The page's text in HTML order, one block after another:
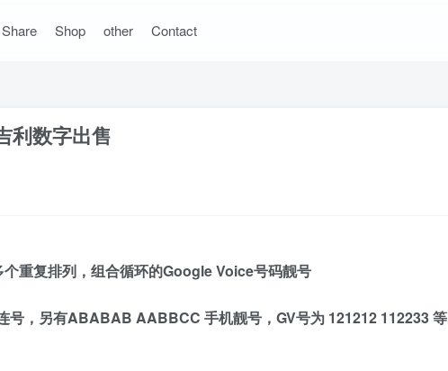
Share Shop other Contact
利数字出售
重复排列，组合循环的Google Voice号码靓号
号，另有ABABAB AABBCC 手机靓号，GV号为 121212 112233 等